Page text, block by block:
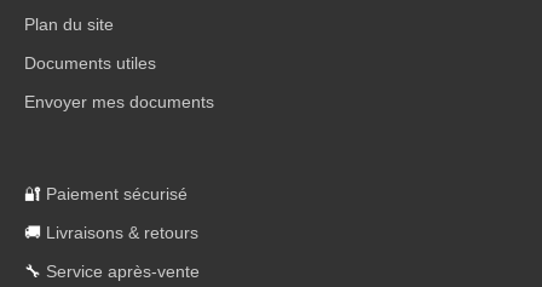
Plan du site
Documents utiles
Envoyer mes documents
🔐 Paiement sécurisé
🚚 Livraisons & retours
🔧 Service après-vente